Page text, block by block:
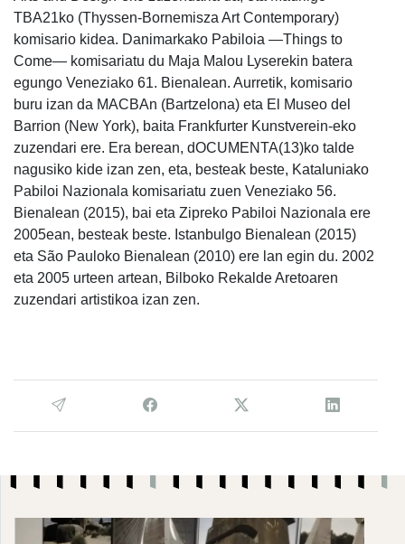
TBA21ko (Thyssen-Bornemisza Art Contemporary)
komisario kidea. Danimarkako Pabiloia —Things to
Come— komisariatu du Maja Malou Lyserekin batera
egungo Veneziako 61. Bienalean. Aurretik, komisario
buru izan da MACBAn (Bartzelona) eta El Museo del
Barrion (New York), baita Frankfurter Kunstverein-eko
zuzendari ere. Era berean, dOCUMENTA(13)ko talde
nagusiko kide izan zen, eta, besteak beste, Kataluniako
Pabiloi Nazionala komisariatu zuen Veneziako 56.
Bienalean (2015), bai eta Zipreko Pabiloi Nazionala ere
2005ean, besteak beste. Istanbulgo Bienalean (2015)
eta São Pauloko Bienalean (2010) ere lan egin du. 2002
eta 2005 urteen artean, Bilboko Rekalde Aretoaren
zuzendari artistikoa izan zen.